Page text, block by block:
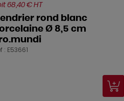
68,40 € HT
rond blanc
Ø 8,5 cm
: E53661